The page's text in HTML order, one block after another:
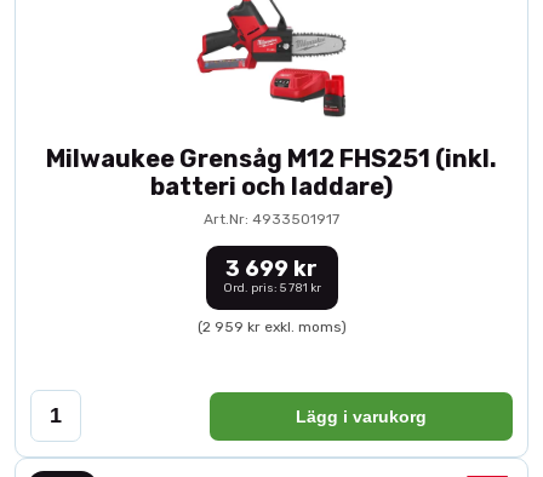
Milwaukee Grensåg M12 FHS251 (inkl.
batteri och laddare)
Art.Nr: 4933501917
3 699 kr
Ord. pris: 5 781 kr
(2 959 kr exkl. moms)
Lägg i varukorg